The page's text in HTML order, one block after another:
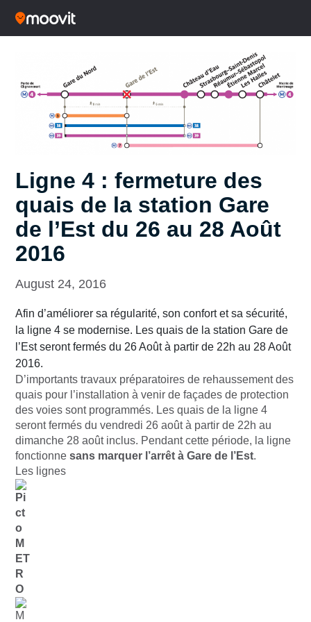
Ligne 4 : fermeture des
quais de la station Gare
de l’Est du 26 au 28 Août
2016
August 24, 2016
Afin d’améliorer sa régularité, son confort et sa sécurité,
la ligne 4 se modernise. Les quais de la station Gare de
l’Est seront fermés du 26 Août à partir de 22h au 28 Août
2016.
D’importants travaux préparatoires de rehaussement des
quais pour l’installation à venir de façades de protection
des voies sont programmés. Les quais de la ligne 4
seront fermés du vendredi 26 août à partir de 22h au
dimanche 28 août inclus. Pendant cette période, la ligne
fonctionne sans marquer l’arrêt à Gare de l’Est.
Les lignes